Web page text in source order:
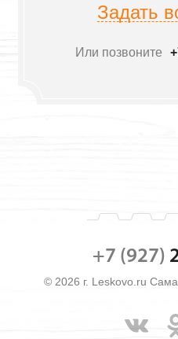
Задать
Или позвоните
+7 (927)
© 2026 г. Leskovo.ru